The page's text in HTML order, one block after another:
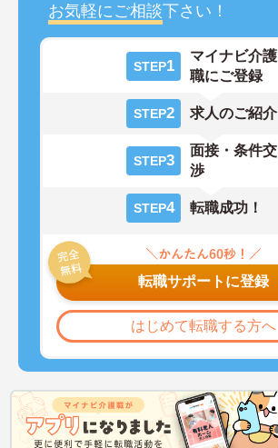
お気軽にご相談下さい！
STEP1
マイナビ介護
職にご登録
STEP2 求人のご紹介
STEP3
面接・条件交
渉
STEP4 転職成功！
転職サポートに登録
はじめて転職する方へ